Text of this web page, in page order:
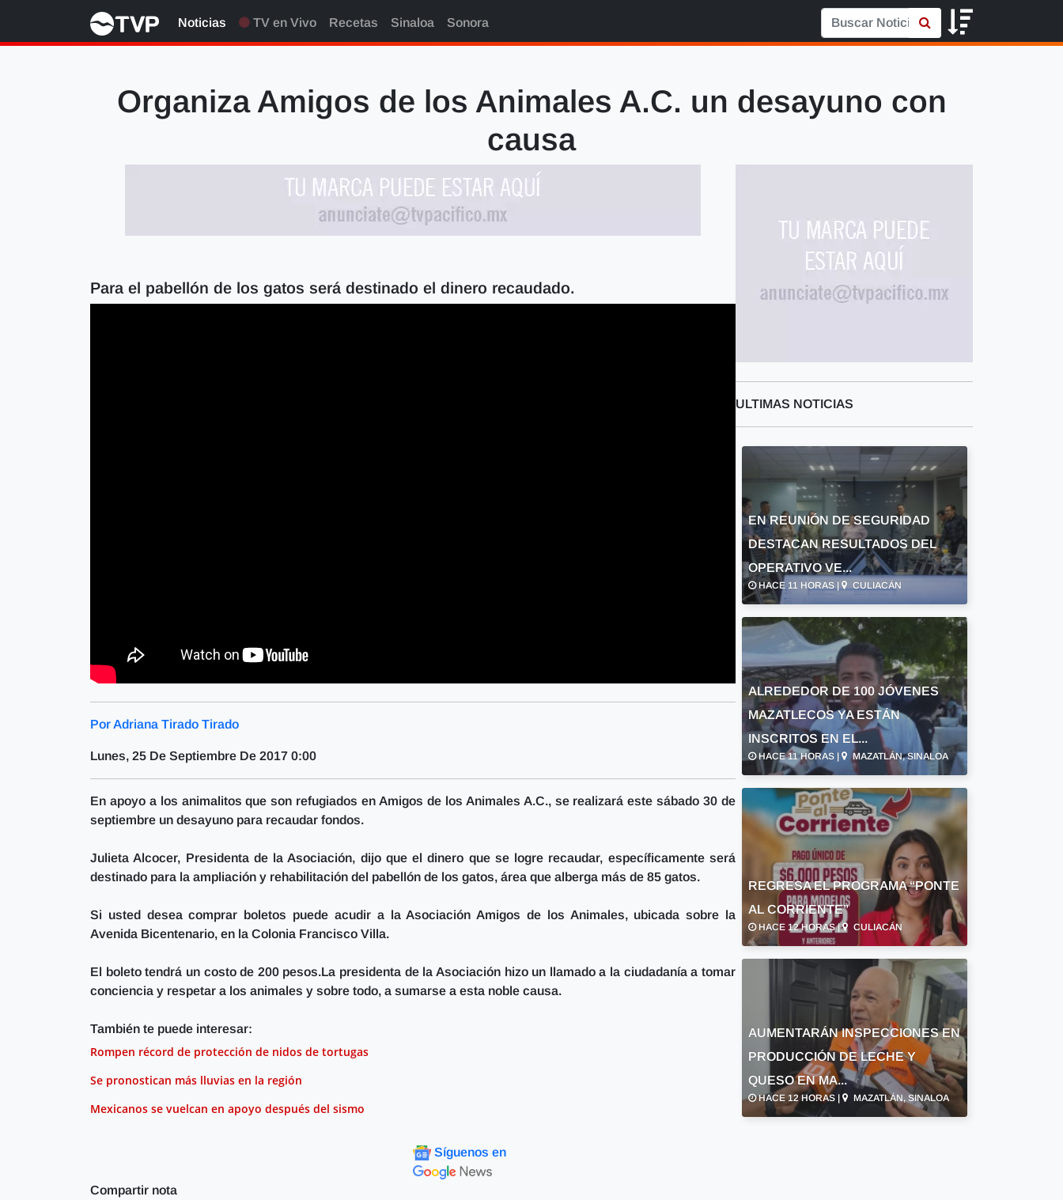
Noticias TV en Vivo Recetas Sinaloa Sonora
Organiza Amigos de los Animales A.C. un desayuno con
causa
Para el pabellón de los gatos será destinado el dinero recaudado.
Por Adriana Tirado Tirado
Lunes, 25 De Septiembre De 2017 0:00
En apoyo a los animalitos que son refugiados en Amigos de los Animales A.C., se realizará este sábado 30 de
septiembre un desayuno para recaudar fondos.
Julieta Alcocer, Presidenta de la Asociación, dijo que el dinero que se logre recaudar, específicamente será
destinado para la ampliación y rehabilitación del pabellón de los gatos, área que alberga más de 85 gatos.
Si usted desea comprar boletos puede acudir a la Asociación Amigos de los Animales, ubicada sobre la
Avenida Bicentenario, en la Colonia Francisco Villa.
El boleto tendrá un costo de 200 pesos.La presidenta de la Asociación hizo un llamado a la ciudadanía a tomar
conciencia y respetar a los animales y sobre todo, a sumarse a esta noble causa.
También te puede interesar:
Rompen récord de protección de nidos de tortugas
Se pronostican más lluvias en la región
Mexicanos se vuelcan en apoyo después del sismo
Síguenos en
Compartir nota
ULTIMAS NOTICIAS
EN REUNIÓN DE SEGURIDAD
DESTACAN RESULTADOS DEL
OPERATIVO VE...
HACE 11 HORAS | CULIACÁN
ALREDEDOR DE 100 JÓVENES
MAZATLECOS YA ESTÁN
INSCRITOS EN EL...
HACE 11 HORAS | MAZATLÁN, SINALOA
REGRESA EL PROGRAMA “PONTE
AL CORRIENTE”
HACE 12 HORAS | CULIACÁN
AUMENTARÁN INSPECCIONES EN
PRODUCCIÓN DE LECHE Y
QUESO EN MA...
HACE 12 HORAS | MAZATLÁN, SINALOA